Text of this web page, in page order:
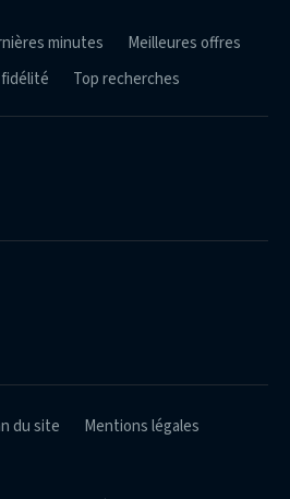
minutes
Meilleures offres
Top recherches
du site
Mentions légales